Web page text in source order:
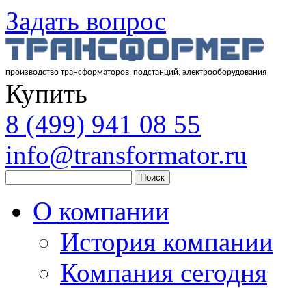
Задать вопрос
производство трансформаторов, подстанций, электрооборудования
Купить
8 (499) 941 08 55
info@transformator.ru
Поиск
О компании
История компании
Компания сегодня